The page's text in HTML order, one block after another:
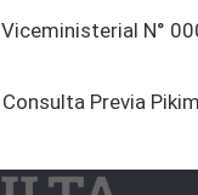
N°
Previa